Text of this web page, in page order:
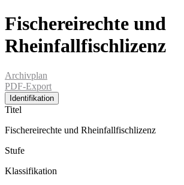
Fischereirechte und
Rheinfallfischlizenz
Archivplan
PDF-Export
Identifikation
Titel
Fischereirechte und Rheinfallfischlizenz
Stufe
Klassifikation